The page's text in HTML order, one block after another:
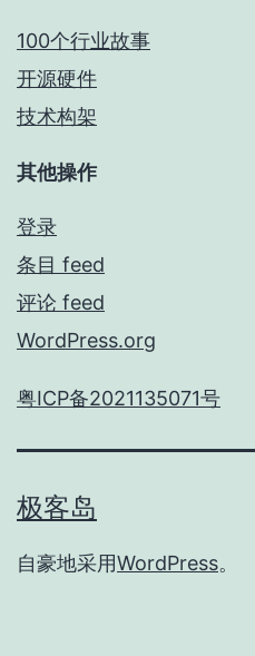
100个行业故事
开源硬件
技术构架
其他操作
登录
条目 feed
评论 feed
WordPress.org
粤ICP备2021135071号
极客岛
自豪地采用WordPress。